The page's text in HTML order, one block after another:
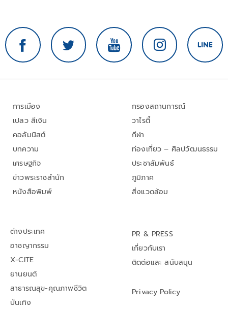
การเมือง
เปลว สีเงิน
คอลัมนิสต์
บทความ
เศรษฐกิจ
ข่าวพระราชสำนัก
หนังสือพิมพ์
กรองสถานการณ์
วาไรตี้
กีฬา
ท่องเที่ยว – ศิลปวัฒนธรรม
ประชาสัมพันธ์
ภูมิภาค
สิ่งแวดล้อม
ต่างประเทศ
อาชญากรรม
X-CITE
ยานยนต์
สาธารณสุข-คุณภาพชีวิต
บันเทิง
PR & PRESS
เกี่ยวกับเรา
ติดต่อและ สนับสนุน
Privacy Policy